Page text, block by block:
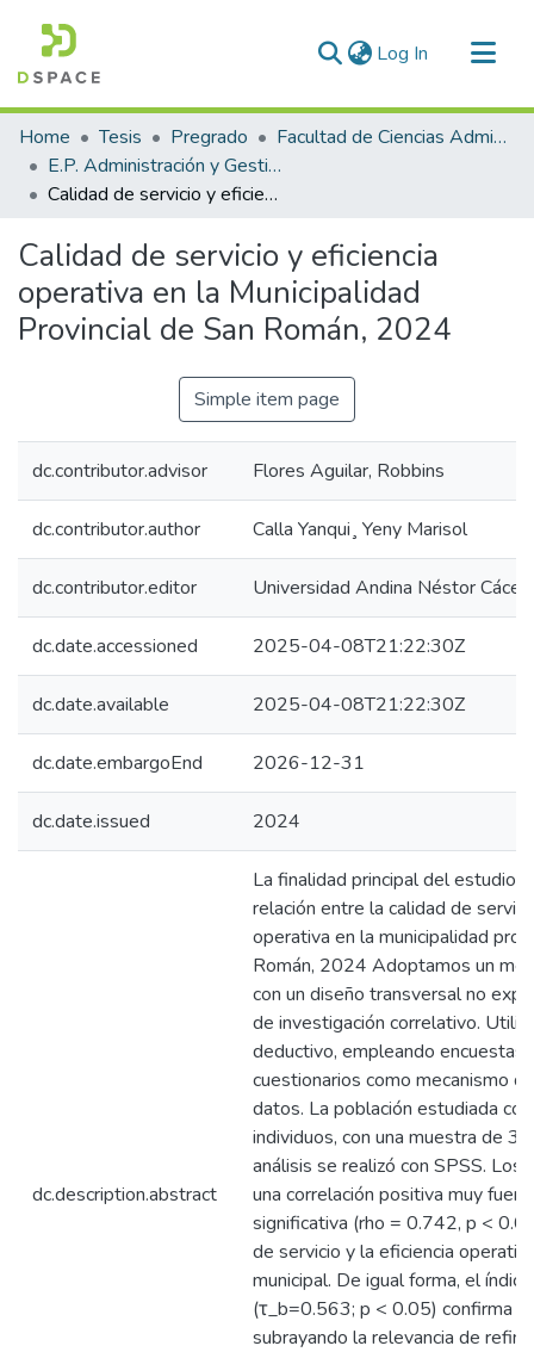
Log In (current)
Communities & Collections
All of DSpace
Statistics
Home Tesis Pregrado
Facultad de Ciencias Administrativas
E.P. Administración y Gestión Pública
Calidad de servicio y eficiencia operativa en la Municipalidad Provincial de San Román, 2024
Calidad de servicio y eficiencia
operativa en la Municipalidad
Provincial de San Román, 2024
Simple item page
dc.contributor.advisor Flores Aguilar, Robbins
dc.contributor.author Calla Yanqui¸ Yeny Marisol
dc.contributor.editor Universidad Andina Néstor
dc.date.accessioned 2025-04-08T21:22:30Z
dc.date.available 2025-04-08T21:22:30Z
dc.date.embargoEnd 2026-12-31
dc.date.issued 2024
dc.description.abstract
La finalidad principal del estudio
relación entre la calidad de
operativa en la municipalidad
Román, 2024 Adoptamos un
con un diseño transversal no
de investigación correlativo.
deductivo, empleando encuestas
cuestionarios como mecanismo
datos. La población estudiada
individuos, con una muestra de
análisis se realizó con SPSS. Los
una correlación positiva muy
significativa (rho = 0.742, p <
de servicio y la eficiencia
municipal. De igual forma, el
(τ_b=0.563; p < 0.05) confirma
subrayando la relevancia de